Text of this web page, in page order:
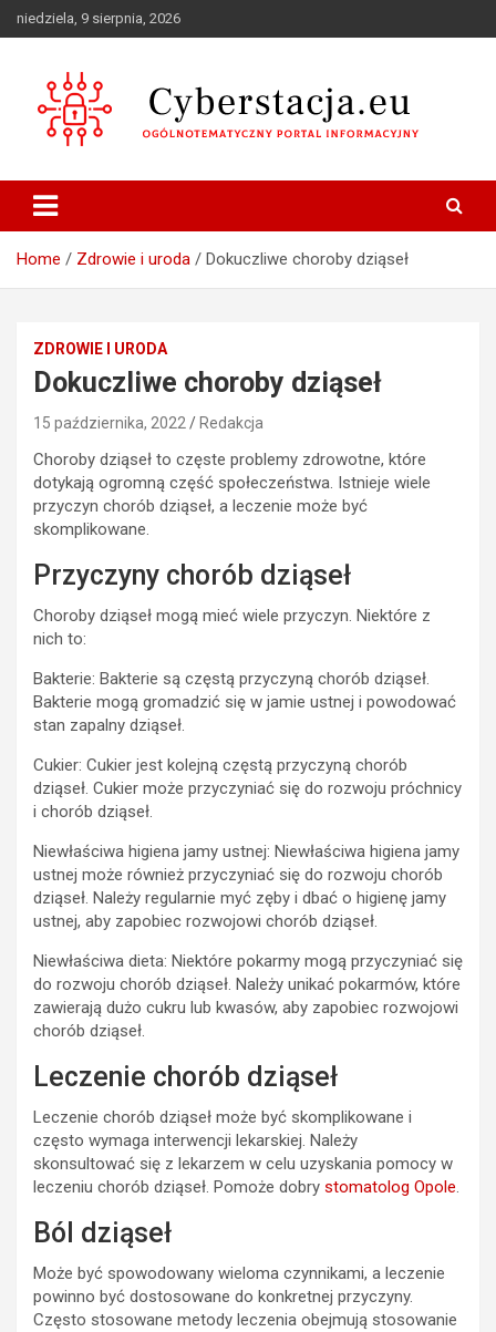
Skip
to
niedziela, 9 sierpnia, 2026
Cyberstacja.eu
Home Zdrowie i uroda Dokuczliwe choroby dziąseł
ZDROWIE I URODA
Dokuczliwe choroby dziąseł
15 października, 2022 Redakcja
Choroby dziąseł to częste problemy zdrowotne, które
dotykają ogromną część społeczeństwa. Istnieje wiele
przyczyn chorób dziąseł, a leczenie może być
skomplikowane.
Przyczyny chorób dziąseł
Choroby dziąseł mogą mieć wiele przyczyn. Niektóre z
nich to:
Bakterie: Bakterie są częstą przyczyną chorób dziąseł.
Bakterie mogą gromadzić się w jamie ustnej i powodować
stan zapalny dziąseł.
Cukier: Cukier jest kolejną częstą przyczyną chorób
dziąseł. Cukier może przyczyniać się do rozwoju próchnicy
i chorób dziąseł.
Niewłaściwa higiena jamy ustnej: Niewłaściwa higiena jamy
ustnej może również przyczyniać się do rozwoju chorób
dziąseł. Należy regularnie myć zęby i dbać o higienę jamy
ustnej, aby zapobiec rozwojowi chorób dziąseł.
Niewłaściwa dieta: Niektóre pokarmy mogą przyczyniać się
do rozwoju chorób dziąseł. Należy unikać pokarmów, które
zawierają dużo cukru lub kwasów, aby zapobiec rozwojowi
chorób dziąseł.
Leczenie chorób dziąseł
Leczenie chorób dziąseł może być skomplikowane i
często wymaga interwencji lekarskiej. Należy
skonsultować się z lekarzem w celu uzyskania pomocy w
leczeniu chorób dziąseł. Pomoże dobry stomatolog Opole.
Ból dziąseł
Może być spowodowany wieloma czynnikami, a leczenie
powinno być dostosowane do konkretnej przyczyny.
Często stosowane metody leczenia obejmują stosowanie